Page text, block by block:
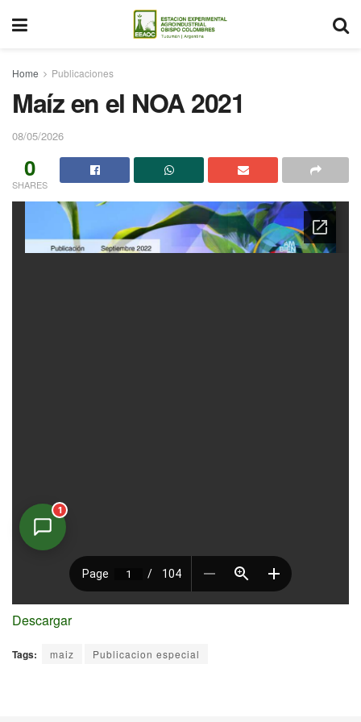
Home Publicaciones
Maíz en el NOA 2021
08/05/2026
0
SHARES
Descargar
Tags: maiz Publicacion especial
1
Asistente Virtual
En línea